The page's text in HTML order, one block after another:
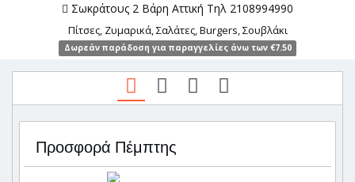
Σωκράτους 2 Βάρη Αττική Τηλ 2108994990
Πίτσες, Ζυμαρικά, Σαλάτες, Burgers, Σουβλάκι
Δωρεάν παράδοση για παραγγελίες άνω των €7.50
Προσφορά Πέμπτης